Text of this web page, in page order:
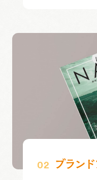
02 ブラン